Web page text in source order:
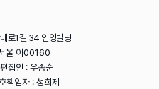
로1길 34 인영빌딩
울 아00160
집인 : 우종순
책임자 : 성희제